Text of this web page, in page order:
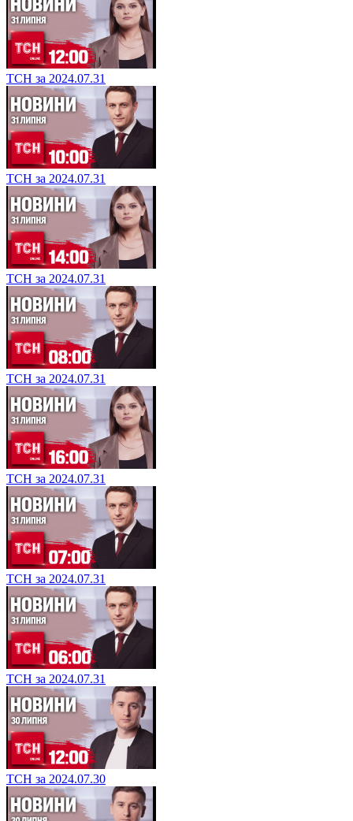
ТСН за 2024.07.31
ТСН за 2024.07.31
ТСН за 2024.07.31
ТСН за 2024.07.31
ТСН за 2024.07.31
ТСН за 2024.07.31
ТСН за 2024.07.31
ТСН за 2024.07.30